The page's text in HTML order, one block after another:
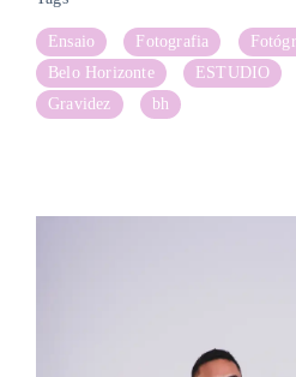
Ensaio Fotografia
Belo Horizonte
ESTUDIO
Gravidez
bh